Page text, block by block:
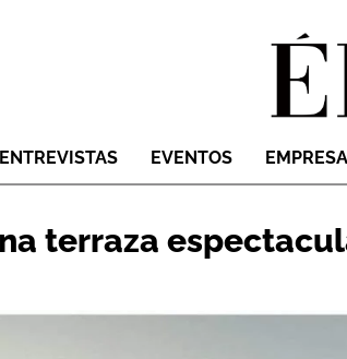
ENTREVISTAS EVENTOS
terraza